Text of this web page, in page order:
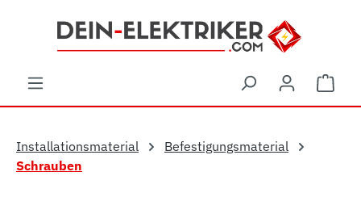
Zum Hauptinhalt springen
Installationsmaterial
Befestigungsmaterial
Schrauben